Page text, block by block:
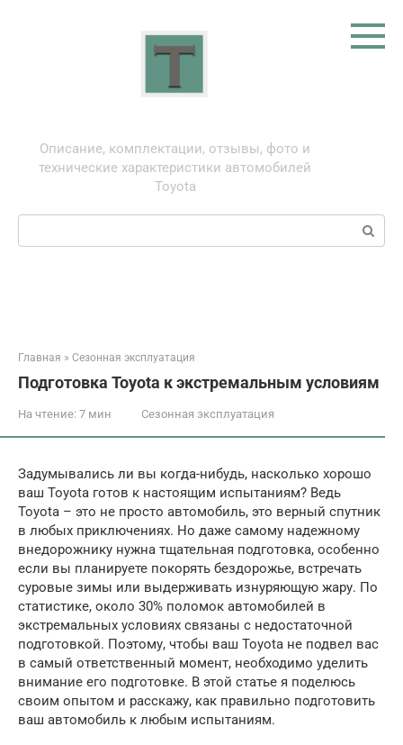
Описание, комплектации, отзывы, фото и
технические характеристики автомобилей
Toyota
Поиск:
Главная » Сезонная эксплуатация
Подготовка Toyota к экстремальным условиям
На чтение: 7 мин Сезонная эксплуатация
Задумывались ли вы когда-нибудь, насколько хорошо
ваш Toyota готов к настоящим испытаниям? Ведь
Toyota – это не просто автомобиль, это верный спутник
в любых приключениях. Но даже самому надежному
внедорожнику нужна тщательная подготовка, особенно
если вы планируете покорять бездорожье, встречать
суровые зимы или выдерживать изнуряющую жару. По
статистике, около 30% поломок автомобилей в
экстремальных условиях связаны с недостаточной
подготовкой. Поэтому, чтобы ваш Toyota не подвел вас
в самый ответственный момент, необходимо уделить
внимание его подготовке. В этой статье я поделюсь
своим опытом и расскажу, как правильно подготовить
ваш автомобиль к любым испытаниям.